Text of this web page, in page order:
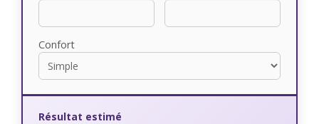
Confort
Résultat estimé